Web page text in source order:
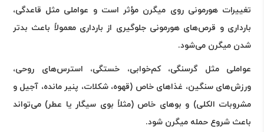
تغییرات هورمونی روی میگرن مؤثر است و عواملی مثل قاعدگی،
بارداری و قرص‌های هورمونی جلوگیری از بارداری معمولاً باعث بدتر
شدن میگرن می‌شود.
عواملی مثل گرسنگی، کم‌خوابی، خستگی، استرس‌های روحی،
ورزش‌های سنگین، غذاهای خاص (قهوه، شکلات، پنیر مانده، آجیل و
مشروبات الکلی) و بوهای خاص (مثلاً بوی سیگار یا عطر) می‌تواند
باعث شروع حمله میگرن شود.